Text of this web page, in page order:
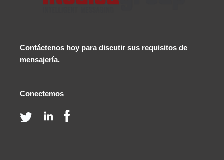
Contáctenos hoy para discutir sus requisitos de
mensajería.
Conectemos